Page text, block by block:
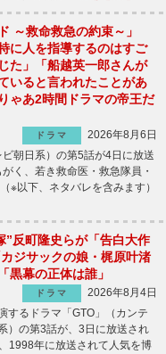
～救命救急の約束～」
に人を指導するのはすご
た」「船越英一郎さんが
いると言われたことがあ
ゃあ2時間ドラマの帝王だ
ドラマ
2026年8月6日
朝日系）の第5話が4日に放送
く、若き救命医・救急隊員・
※以下、ネタバレを含みます）
”反町隆史らが「告白大作
ジサックの娘・梶原叶渚
黒幕の正体は誰」
ドラマ
2026年8月4日
するドラマ「GTO」（カンテ
）の第3話が、3日に放送され
1998年に放送されて人気を博